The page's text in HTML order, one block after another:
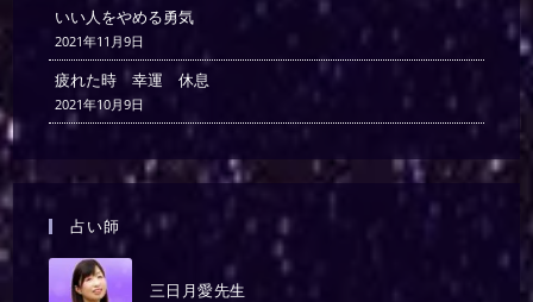
いい人をやめる勇気
2021年11月9日
疲れた時 幸運 休息
2021年10月9日
占い師
三日月愛先生